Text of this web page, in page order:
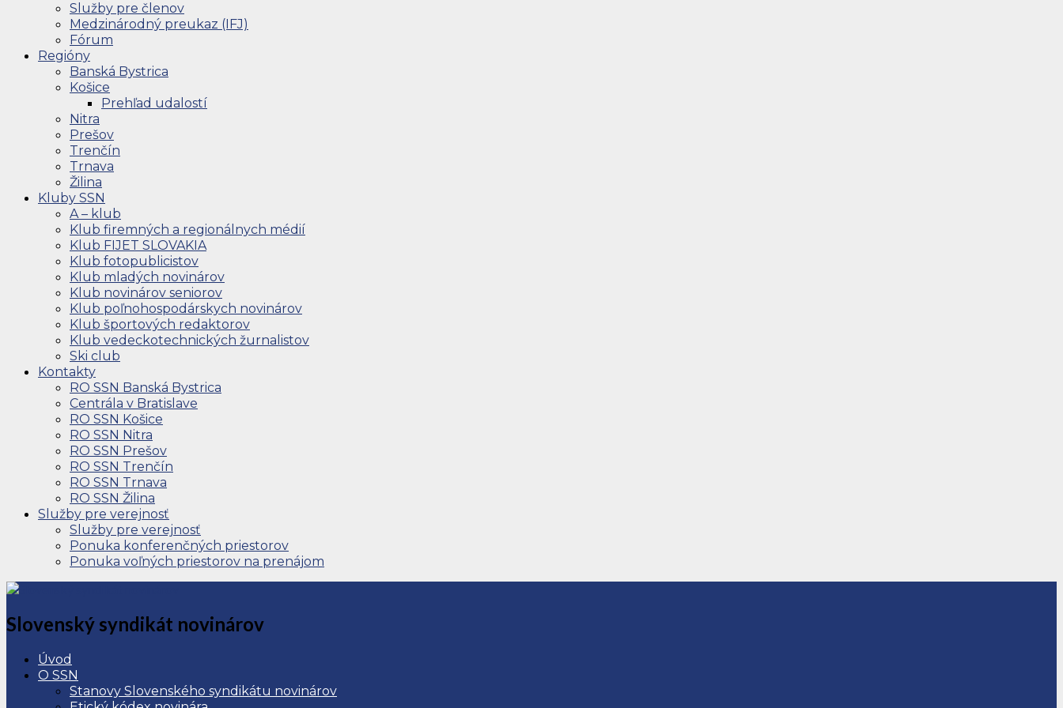
Služby pre členov
Medzinárodný preukaz (IFJ)
Fórum
Regióny
Banská Bystrica
Košice
Prehľad udalostí
Nitra
Prešov
Trenčín
Trnava
Žilina
Kluby SSN
A – klub
Klub firemných a regionálnych médií
Klub FIJET SLOVAKIA
Klub fotopublicistov
Klub mladých novinárov
Klub novinárov seniorov
Klub poľnohospodárskych novinárov
Klub športových redaktorov
Klub vedeckotechnických žurnalistov
Ski club
Kontakty
RO SSN Banská Bystrica
Centrála v Bratislave
RO SSN Košice
RO SSN Nitra
RO SSN Prešov
RO SSN Trenčín
RO SSN Trnava
RO SSN Žilina
Služby pre verejnosť
Služby pre verejnosť
Ponuka konferenčných priestorov
Ponuka voľných priestorov na prenájom
Slovenský syndikát novinárov
Úvod
O SSN
Stanovy Slovenského syndikátu novinárov